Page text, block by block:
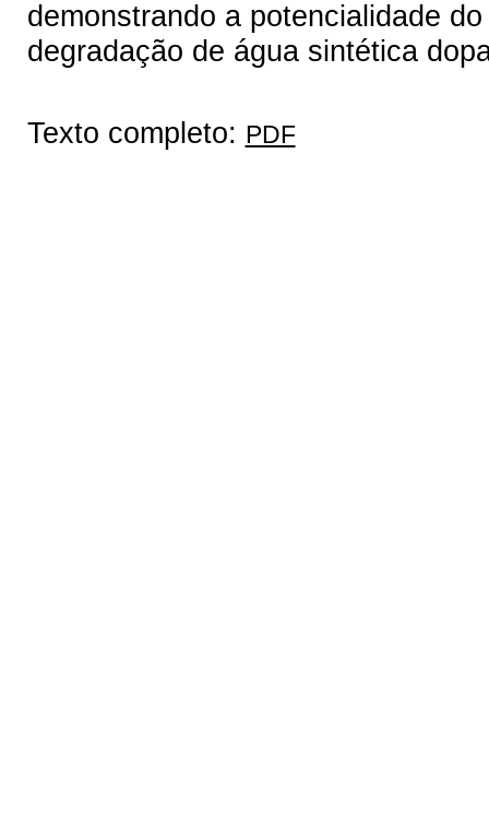
demonstrando a potencialidade
degradação de água sintética
Texto completo: PDF